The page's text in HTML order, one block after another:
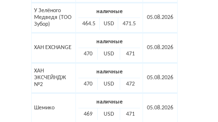
У Зелёного
Медведя (ТОО
Зубор)
наличные
464.5 USD 471.5
05.08.2026
ХАН EXCHANGE
наличные
470 USD 471
05.08.2026
ХАН
ЭКСЧЕЙНДЖ
№2
наличные
470 USD 472
05.08.2026
Шемико
наличные
469 USD 471
05.08.2026